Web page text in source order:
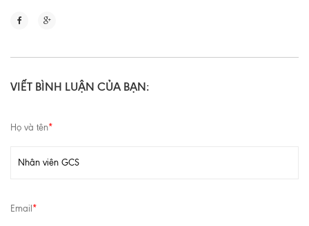
VIẾT BÌNH LUẬN CỦA BẠN:
Họ và tên*
Email *